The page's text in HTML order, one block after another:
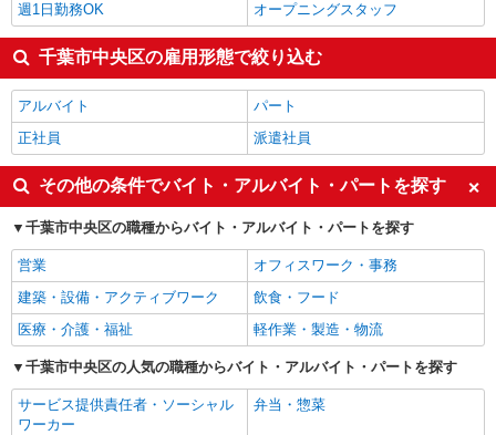
週1日勤務OK
オープニングスタッフ
千葉市中央区の雇用形態で絞り込む
アルバイト
パート
正社員
派遣社員
その他の条件でバイト・アルバイト・パートを探す
千葉市中央区の職種からバイト・アルバイト・パートを探す
営業
オフィスワーク・事務
建築・設備・アクティブワーク
飲食・フード
医療・介護・福祉
軽作業・製造・物流
千葉市中央区の人気の職種からバイト・アルバイト・パートを探す
サービス提供責任者・ソーシャル
ワーカー
弁当・惣菜